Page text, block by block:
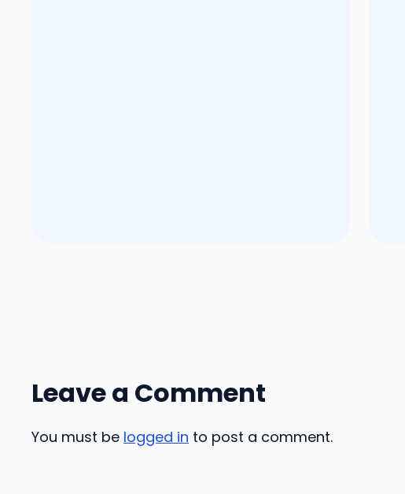
Leave a Comment
You must be logged in to post a comment.